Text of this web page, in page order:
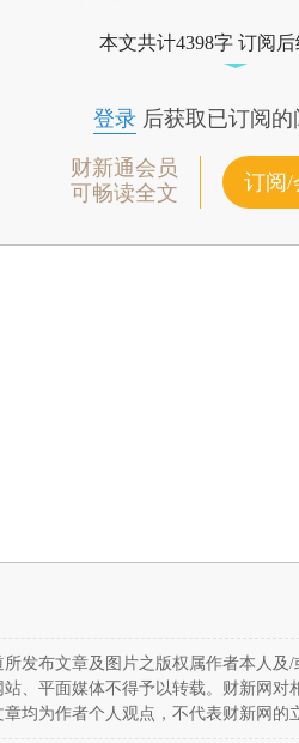
本文共计4398字 订阅
登录后获取已订阅的
财新通会员
可畅读全文
订阅/
发布文章及图片之版权属作者本人及
站、平面媒体不得予以转载。财新网
均为作者个人观点，不代表财新网的